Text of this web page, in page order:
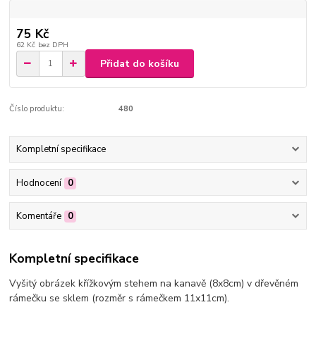
75 Kč
62 Kč bez DPH
Přidat do košíku
Číslo produktu: 480
Kompletní specifikace
Hodnocení 0
Komentáře 0
Kompletní specifikace
Vyšitý obrázek křížkovým stehem na kanavě (8x8cm) v dřevěném
rámečku se sklem (rozměr s rámečkem 11x11cm).